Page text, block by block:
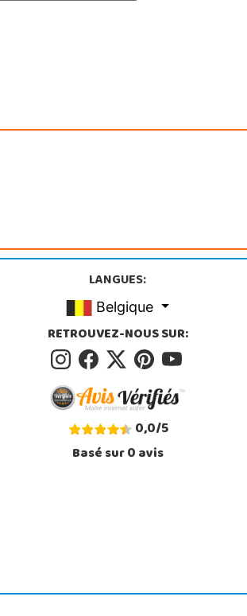
LANGUES:
Belgique
RETROUVEZ-NOUS SUR:
0,0/5
Basé sur0avis